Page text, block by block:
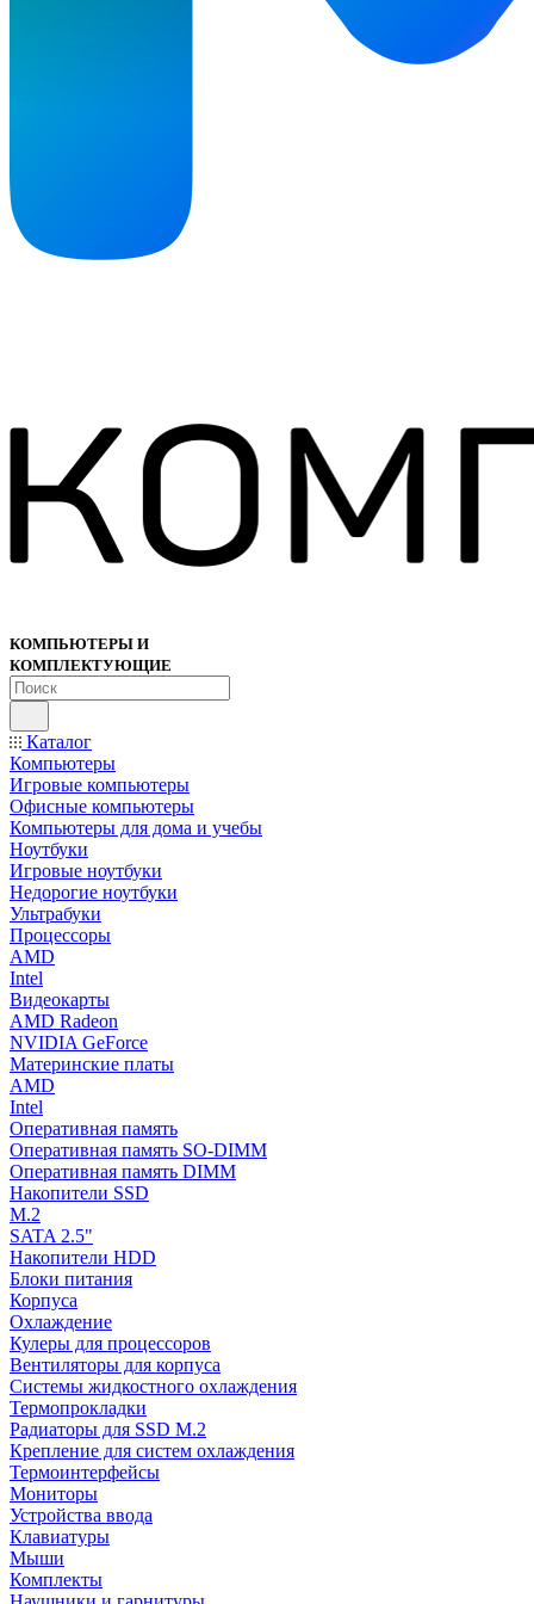
КОМПЬЮТЕРЫ И
КОМПЛЕКТУЮЩИЕ
Каталог
Компьютеры
Игровые компьютеры
Офисные компьютеры
Компьютеры для дома и учебы
Ноутбуки
Игровые ноутбуки
Недорогие ноутбуки
Ультрабуки
Процессоры
AMD
Intel
Видеокарты
AMD Radeon
NVIDIA GeForce
Материнские платы
AMD
Intel
Оперативная память
Оперативная память SO-DIMM
Оперативная память DIMM
Накопители SSD
M.2
SATA 2.5"
Накопители HDD
Блоки питания
Корпуса
Охлаждение
Кулеры для процессоров
Вентиляторы для корпуса
Системы жидкостного охлаждения
Термопрокладки
Радиаторы для SSD M.2
Крепление для систем охлаждения
Термоинтерфейсы
Мониторы
Устройства ввода
Клавиатуры
Мыши
Комплекты